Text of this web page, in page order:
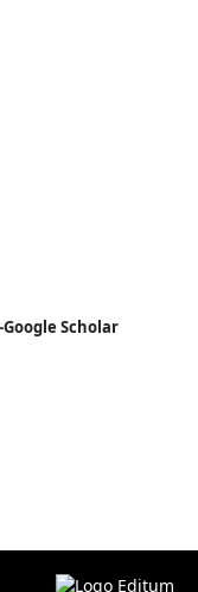
Scholar